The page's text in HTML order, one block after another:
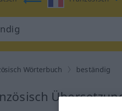
Wörterbuch beständig